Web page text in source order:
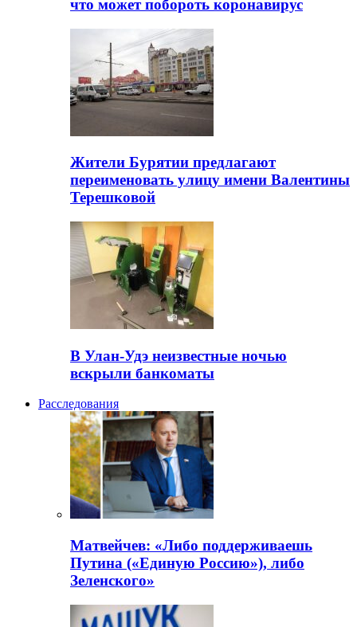
что может побороть коронавирус
Жители Бурятии предлагают
переименовать улицу имени Валентины
Терешковой
В Улан-Удэ неизвестные ночью
вскрыли банкоматы
Расследования
Матвейчев: «Либо поддерживаешь
Путина («Единую Россию»), либо
Зеленского»